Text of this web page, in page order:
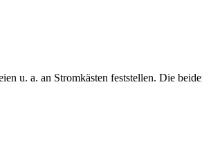
u. a. an Stromkästen feststellen. Die